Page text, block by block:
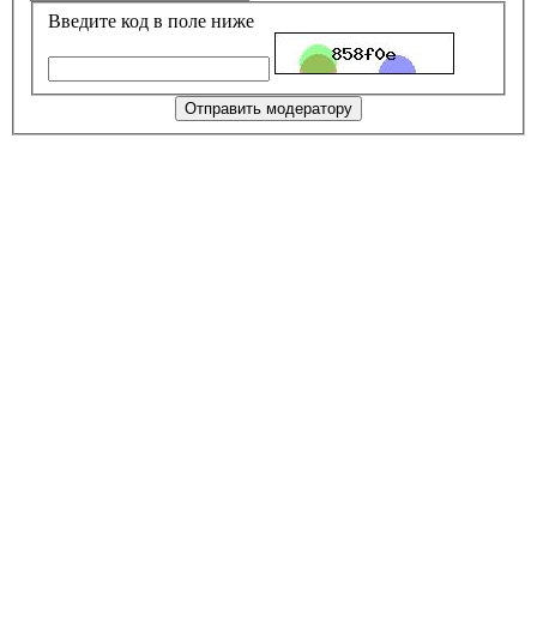
Введите код в поле ниже
Отправить модератору